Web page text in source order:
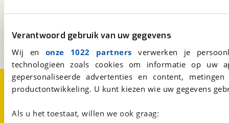
Verantwoord gebruik van uw gegevens
Wij en onze 1022 partners verwerken je
technologieën zoals cookies om informatie op
gepersonaliseerde advertenties en content,
productontwikkeling. U kunt kiezen wie uw gegevens
Als u het toestaat, willen we ook graag:
Een initiatief van
Over viaBOVAG.nlDisclaimer- en Privacyverklaring
CookievoorkeurenVacatures